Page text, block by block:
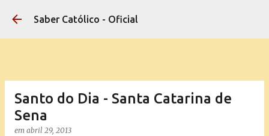
Pular para o conteúdo principal
Saber Católico - Oficial
Santo do Dia - Santa Catarina de
Sena
em abril 29, 2013